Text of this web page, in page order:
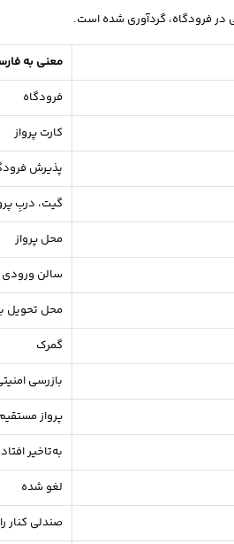
در فرودگاه، گردآوری شده است.
معنی به
فرودگاه
کارت پرواز
پذیرش
گیت، دربِ
محل پرواز
سالن ورودی
محل تحویل
گمرک
بازرسی
پرواز
به‌تاخیر
لغو شده
صندلی کنار